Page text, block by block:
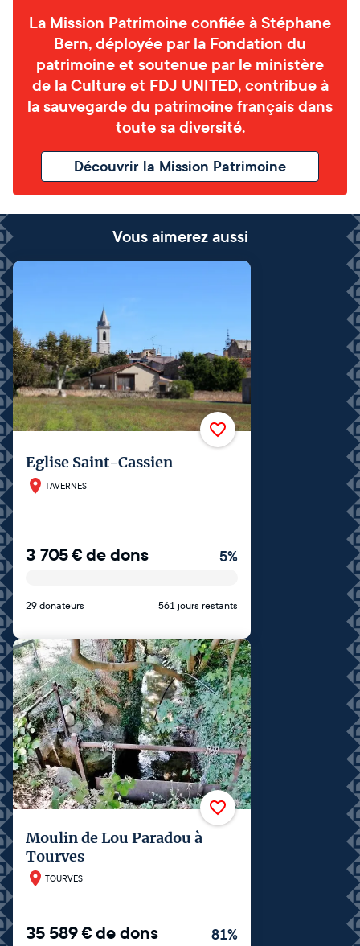
La Mission Patrimoine confiée à Stéphane
Bern, déployée par la Fondation du
patrimoine et soutenue par le ministère
de la Culture et FDJ UNITED, contribue à
la sauvegarde du patrimoine français dans
toute sa diversité.
Découvrir la Mission Patrimoine
Vous aimerez aussi
Eglise Saint-Cassien
TAVERNES
3 705€de dons 5%
29 donateurs 561 jours restants
Moulin de Lou Paradou à
Tourves
TOURVES
35 589€de dons 81%